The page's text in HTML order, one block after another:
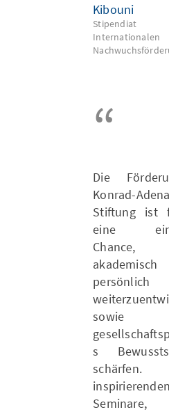
Kibouni
Internationalen
Die
Konrad-
Stiftung ist
eine
persönlich
sowie
s
inspirierenden
Seminare,